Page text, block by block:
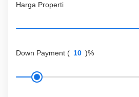
Harga Properti
Down Payment ( )%